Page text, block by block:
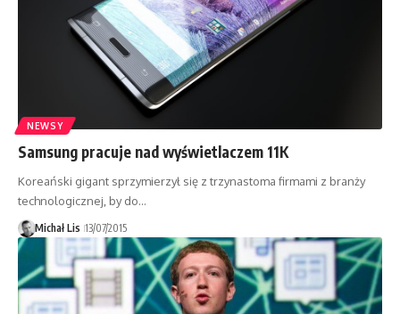
NEWSY
Samsung pracuje nad wyświetlaczem 11K
Koreański gigant sprzymierzył się z trzynastoma firmami z branży
technologicznej, by do…
Michał Lis 13/07/2015